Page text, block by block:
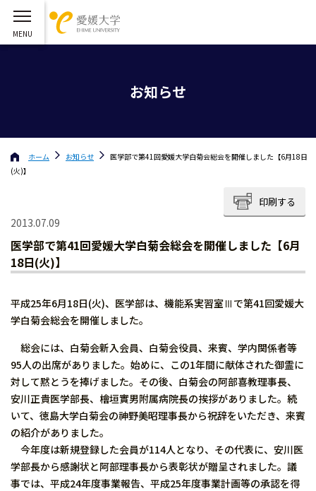
お知らせ
ホーム お知らせ
医学部で第41回愛媛大学白菊会総会を開催しました【6月18日
(火)】
印刷する
2013.07.09
医学部で第41回愛媛大学白菊会総会を開催しました【6月
18日(火)】
平成25年6月18日(火)、医学部は、機能系実習室Ⅲで第41回愛媛大
学白菊会総会を開催しました。
総会には、白菊会新入会員、白菊会役員、来賓、学内関係者等
95人の出席がありました。始めに、この1年間に献体された御霊に
対して黙とうを捧げました。その後、白菊会の阿部喜教理事長、
安川正貴医学部長、檜垣實男附属病院長の挨拶がありました。続
いて、徳島大学白菊会の神野美昭理事長から祝辞をいただき、来賓
の紹介がありました。
今年度は新規登録した会員が114人となり、その代表に、安川医
学部長から感謝状と阿部理事長から表彰状が贈呈されました。議
事では、平成24年度事業報告、平成25年度事業計画等の承認を得